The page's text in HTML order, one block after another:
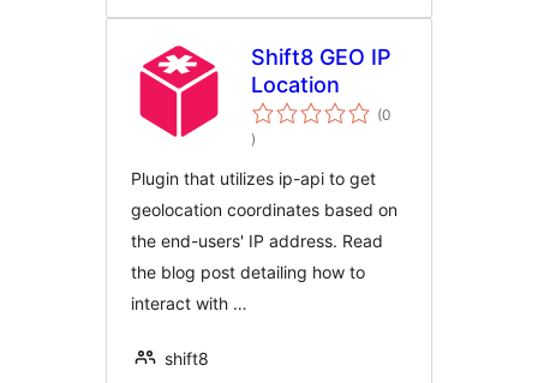
Shift8 GEO IP
Location
(0
загальний
рейтинг
)
Plugin that utilizes ip-api to get
geolocation coordinates based on
the end-users' IP address. Read
the blog post detailing how to
interact with …
shift8